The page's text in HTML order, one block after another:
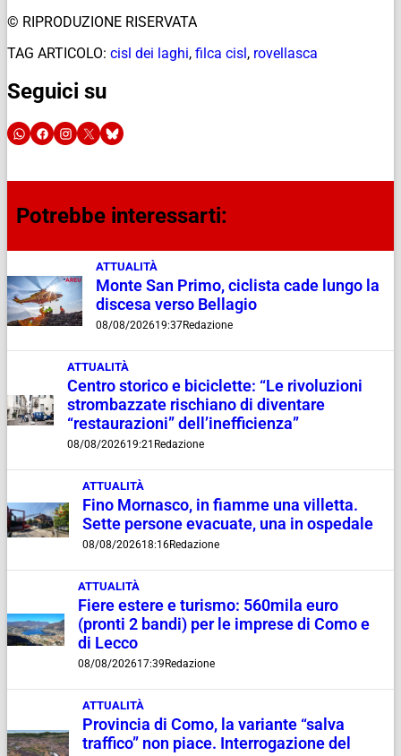
© RIPRODUZIONE RISERVATA
TAG ARTICOLO: cisl dei laghi, filca cisl, rovellasca
Seguici su
Potrebbe interessarti:
ATTUALITÀ
Monte San Primo, ciclista cade lungo la
discesa verso Bellagio
08/08/202619:37Redazione
ATTUALITÀ
Centro storico e biciclette: “Le rivoluzioni
strombazzate rischiano di diventare
“restaurazioni” dell’inefficienza”
08/08/202619:21 Redazione
ATTUALITÀ
Fino Mornasco, in fiamme una villetta.
Sette persone evacuate, una in ospedale
08/08/202618:16Redazione
ATTUALITÀ
Fiere estere e turismo: 560mila euro
(pronti 2 bandi) per le imprese di Como e
di Lecco
08/08/202617:39 Redazione
ATTUALITÀ
Provincia di Como, la variante “salva
traffico” non piace. Interrogazione del